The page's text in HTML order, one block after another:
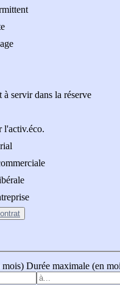
à servir dans la réserve
l'activ.éco.
mois) Durée maximale (en